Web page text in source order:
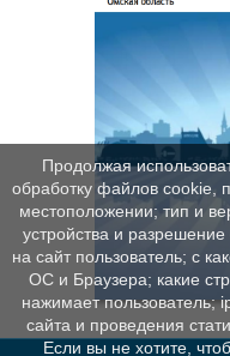
Продолжая
обработку файлов cookie,
местоположении; тип и
устройства и
на сайт пользователь; с
ОС и Браузера; какие
нажимает пользователь;
сайта и проведения
Если вы не хотите,